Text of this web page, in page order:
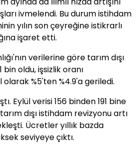
ivmelendi. Bu durum istihdam
yılın son çeyreğine istikrarlı
işaret etti.
verilerine göre tarım dışı
bin oldu, işsizlik oranı
%5'ten %4.9'a geriledi.
Eylül verisi 156 binden 191 bine
dışı istihdam revizyonu artı
Ücretler yıllık bazda
seviyeye çıktı.